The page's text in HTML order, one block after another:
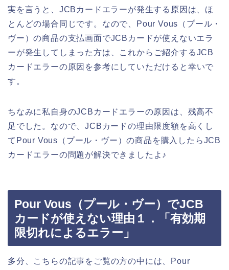
実を言うと、JCBカードエラーが発生する原因は、ほ
とんどの場合同じです。なので、Pour Vous（プール・
ヴー）の商品の支払画面でJCBカードが使えないエラ
ーが発生してしまった方は、これからご紹介するJCB
カードエラーの原因を参考にしていただけると幸いで
す。
ちなみに私自身のJCBカードエラーの原因は、残高不
足でした。なので、JCBカードの理由限度額を高くし
てPour Vous（プール・ヴー）の商品を購入したらJCB
カードエラーの問題が解決できましたよ♪
Pour Vous（プール・ヴー）でJCB
カードが使えない理由１．「有効期
限切れによるエラー」
多分、こちらの記事をご覧の方の中には、Pour